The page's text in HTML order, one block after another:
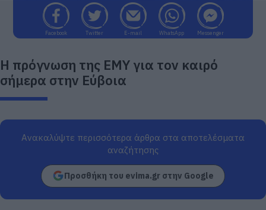
Facebook Twitter E-mail WhatsApp Messenger
Η πρόγνωση της ΕΜΥ για τον καιρό
σήμερα στην Εύβοια
Ανακαλύψτε περισσότερα άρθρα στα αποτελέσματα
αναζήτησης
Προσθήκη του evima.gr στην Google